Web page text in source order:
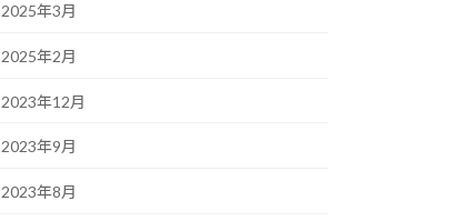
2025年3月
2025年2月
2023年12月
2023年9月
2023年8月